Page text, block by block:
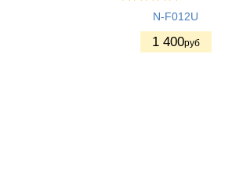
N-F012U
1 400руб